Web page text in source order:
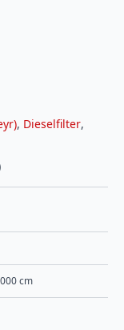
, Dieselfilter,
cm